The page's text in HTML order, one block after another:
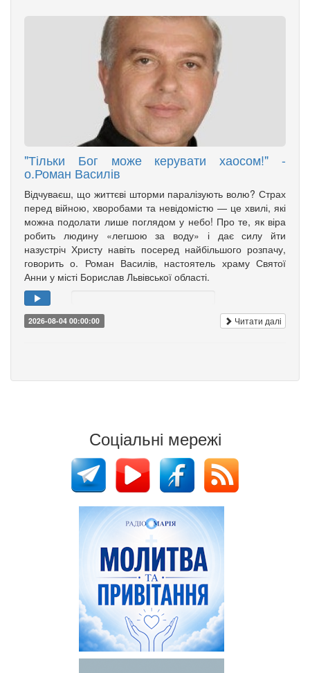
"Тільки Бог може керувати хаосом!" -
о.Роман Василів
Відчуваєш, що життєві шторми паралізують волю? Страх
перед війною, хворобами та невідомістю — це хвилі, які
можна подолати лише поглядом у небо! Про те, як віра
робить людину «легшою за воду» і дає силу йти
назустріч Христу навіть посеред найбільшого розпачу,
говорить о. Роман Василів, настоятель храму Святої
Анни у місті Борислав Львівської області.
2026-08-04 00:00:00 Читати далі
Соціальні мережі